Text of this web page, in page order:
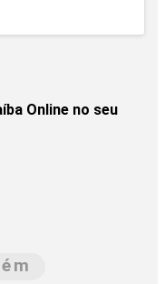
Online no seu